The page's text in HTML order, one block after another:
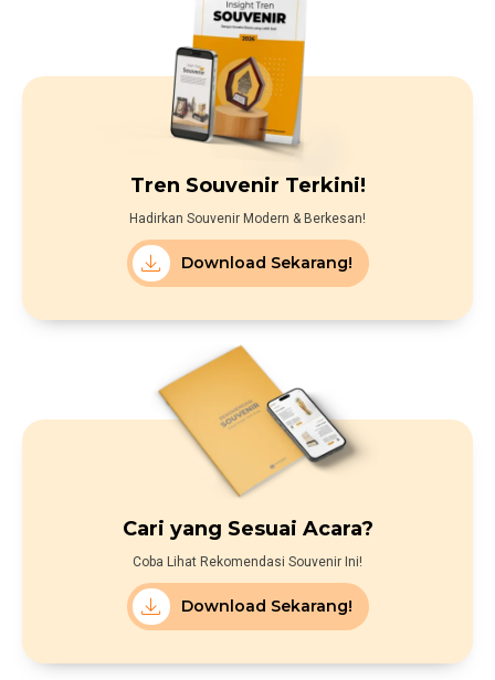
Tren Souvenir Terkini!
Hadirkan Souvenir Modern & Berkesan!
Download Sekarang!
Cari yang Sesuai Acara?
Coba Lihat Rekomendasi Souvenir Ini!
Download Sekarang!